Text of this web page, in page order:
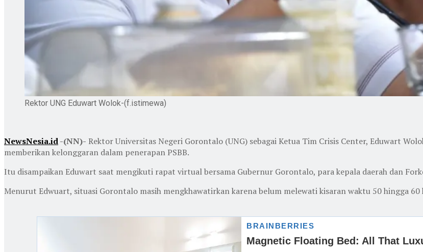
Rektor UNG Eduwart Wolok-(f.istimewa)
NewsNesia.id-(NN)- Rektor Universitas Negeri Gorontalo (UNG) sebagai Ketua Tim Crisis Center, Eduwart
memberikan kelonggaran dalam penerapan PSBB.
Itu disampaikan Eduwart saat mengikuti rapat virtual bersama Gubernur Gorontalo, para kepala daerah dan
Menurut Edwuart, situasi Gorontalo masih mengkhawatirkan karena belum melewati kisaran waktu 50 hingga